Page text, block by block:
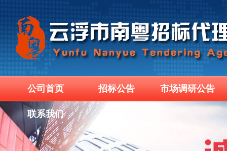
公司首页 招标公告 市场调研公告
联系我们